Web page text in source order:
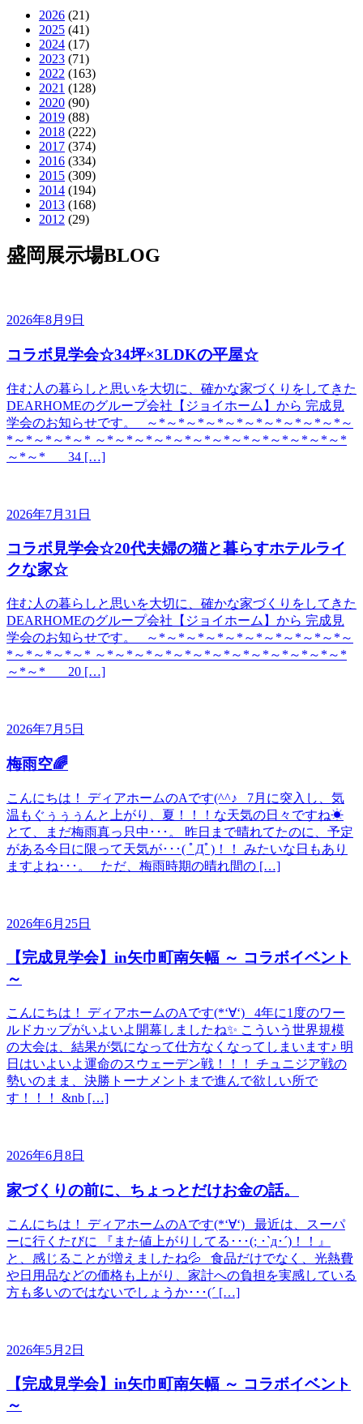
2026 (21)
2025 (41)
2024 (17)
2023 (71)
2022 (163)
2021 (128)
2020 (90)
2019 (88)
2018 (222)
2017 (374)
2016 (334)
2015 (309)
2014 (194)
2013 (168)
2012 (29)
盛岡展示場BLOG
2026年8月9日
コラボ見学会☆34坪×3LDKの平屋☆
住む人の暮らしと思いを大切に、確かな家づくりをしてきた
DEARHOMEのグループ会社【ジョイホーム】から 完成見
学会のお知らせです。 ～*～*～*～*～*～*～*～*～*～*～
*～*～*～*～* ～*～*～*～*～*～*～*～*～*～*～*～*～*
～*～* 34 […]
2026年7月31日
コラボ見学会☆20代夫婦の猫と暮らすホテルライ
クな家☆
住む人の暮らしと思いを大切に、確かな家づくりをしてきた
DEARHOMEのグループ会社【ジョイホーム】から 完成見
学会のお知らせです。 ～*～*～*～*～*～*～*～*～*～*～
*～*～*～*～* ～*～*～*～*～*～*～*～*～*～*～*～*～*
～*～* 20 […]
2026年7月5日
梅雨空🌈
こんにちは！ ディアホームのAです(^^♪ 7月に突入し、気
温もぐぅぅぅんと上がり、夏！！！な天気の日々ですね☀
とて、まだ梅雨真っ只中･･･。 昨日まで晴れてたのに、予定
がある今日に限って天気が･･･( ﾟДﾟ)！！ みたいな日もあり
ますよね･･･。 ただ、梅雨時期の晴れ間の […]
2026年6月25日
【完成見学会】in矢巾町南矢幅 ～ コラボイベント
～
こんにちは！ ディアホームのAです(*‘∀‘) 4年に1度のワー
ルドカップがいよいよ開幕しましたね✨ こういう世界規模
の大会は、結果が気になって仕方なくなってしまいます♪ 明
日はいよいよ運命のスウェーデン戦！！！ チュニジア戦の
勢いのまま、決勝トーナメントまで進んで欲しい所で
す！！！ &nb […]
2026年6月8日
家づくりの前に、ちょっとだけお金の話。
こんにちは！ ディアホームのAです(*‘∀‘) 最近は、スーパ
ーに行くたびに 『また値上がりしてる･･･(; ･`д･´)！！』
と、感じることが増えましたね💦 食品だけでなく、光熱費
や日用品などの価格も上がり、家計への負担を実感している
方も多いのではないでしょうか･･･(´ […]
2026年5月2日
【完成見学会】in矢巾町南矢幅 ～ コラボイベント
～